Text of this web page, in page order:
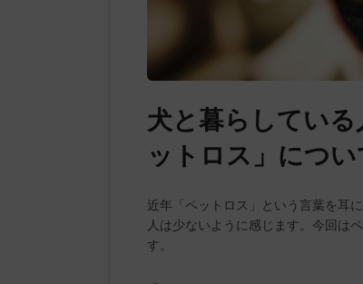
犬と暮らしてい
ットロス」につい
近年「ペットロス」という言葉を耳
人は少ないように感じます。今回は
す。